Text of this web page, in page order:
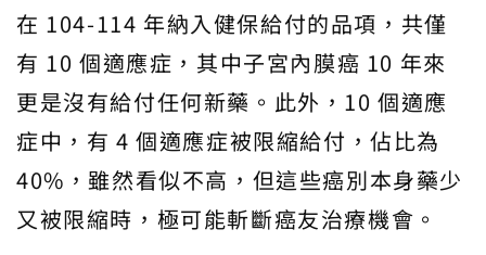
在 104-114 年納入健保給付的品項，共僅
有 10 個適應症，其中子宮內膜癌 10 年來
更是沒有給付任何新藥。此外，10 個適應
症中，有 4 個適應症被限縮給付，佔比為
40%，雖然看似不高，但這些癌別本身藥少
又被限縮時，極可能斬斷癌友治療機會。